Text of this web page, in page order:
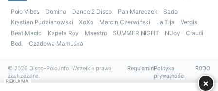
Polo Vibes Domino Dance 2 Disco Pan Mareczek
Sado
Krystian Pudzianowski
XoXo Marcin Czerwiński La Tija
Verdis
Beat Magic
Kapela Roy Maestro SUMMER NIGHT N’Joy
Claudi
Bedi
Czadowa Mamuśka
© 2026 Disco-Polo.info. Wszelkie prawa
zastrzeżone.
RegulaminPolityka
prywatności
RODO
REKLAMA ×